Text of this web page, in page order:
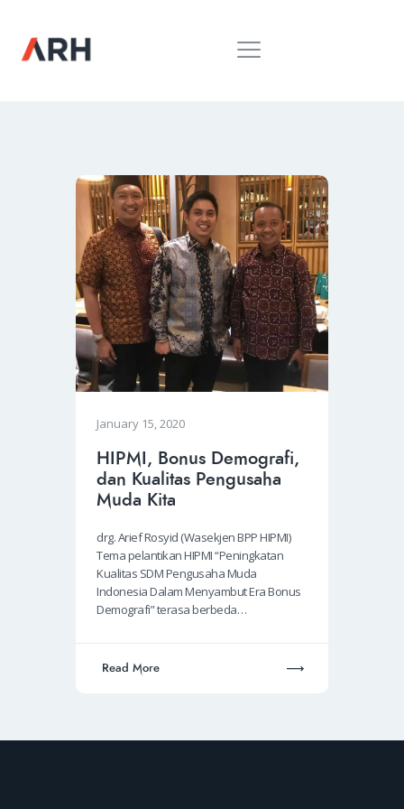
MUH. ARIEF ROSYID
RILIS MEDIA
BUKU
PIDATO
KEBUDAYAAN
KENALAN
January 15, 2020
HIPMI, Bonus Demografi,
dan Kualitas Pengusaha
Muda Kita
drg. Arief Rosyid (Wasekjen BPP HIPMI)
Tema pelantikan HIPMI “Peningkatan
Kualitas SDM Pengusaha Muda
Indonesia Dalam Menyambut Era Bonus
Demografi” terasa berbeda…
Read More